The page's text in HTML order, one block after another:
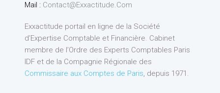
Mail : Contact@exxactitude.com
Exxactitude portail en ligne de la Société
d’Expertise Comptable et Financière. Cabinet
membre de l’Ordre des Experts Comptables Paris
IDF et de la Compagnie Régionale des
Commissaire aux Comptes de Paris, depuis 1971.